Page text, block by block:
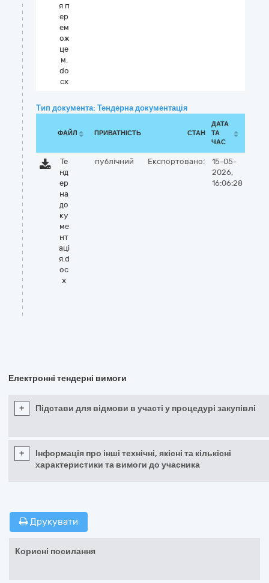
я п
ер
ем
ож
це
м.
do
cx
Тип документа: Тендерна документація
ФАЙЛ ПРИВАТНІСТЬ СТАН
ДАТА
ТА
ЧАС
Те
нд
ер
на
до
ку
ме
нт
аці
я.d
oc
x
публічний Експортовано:
15-05-
2026,
16:06:28
Електронні тендерні вимоги
+ Підстави для відмови в участі у процедурі закупівлі
+
Інформація про інші технічні, якісні та кількісні
характеристики та вимоги до учасника
Друкувати
Корисні посилання